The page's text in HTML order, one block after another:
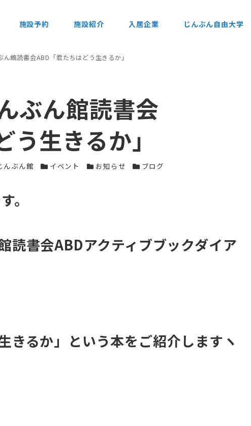
施設予約 施設紹介 入居企業 じんぶん自由大学
ん館読書会ABD「君たちはどう生きるか」
ぶん館読書会
生きるか」
んぶん館 カテゴリー
イベント カテゴリー
お知らせ カテゴリー
ブログ
。
読書会ABDアクティブブックダイア
きるか」という本をご紹介しますヽ